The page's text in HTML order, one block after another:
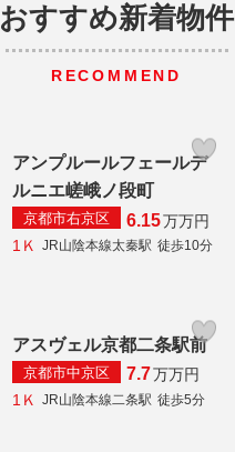
おすすめ新着物件
RECOMMEND
アンプルールフェールデ
ルニエ嵯峨ノ段町
京都市右京区 6.15万万円
1Ｋ
JR山陰本線太秦駅 徒歩10分
アスヴェル京都二条駅前
京都市中京区 7.7万万円
1Ｋ
JR山陰本線二条駅 徒歩5分